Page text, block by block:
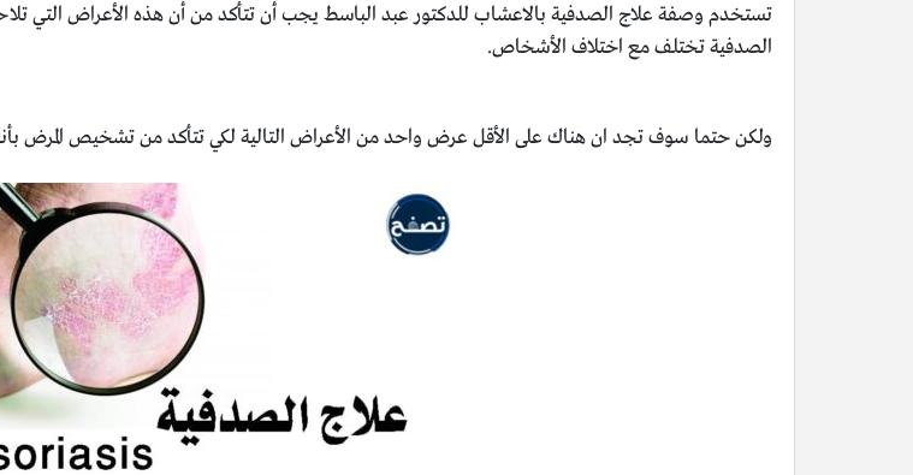
تستخدم وصفة علاج الصدفية بالاعشاب للدكتور عبد الباسط يجب أن تتأكد من أن هذه الأعراض
الصدفية تختلف مع اختلاف الأشخاص.
ولكن حتما سوف تجد ان هناك على الأقل عرض واحد من الأعراض التالية لكي تتأكد من تشخيص المرض